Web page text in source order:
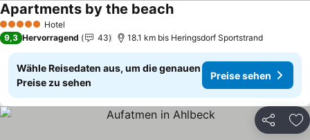
5 Sterne Hotel
Apartments by the beachPreise sehen
9,3 Hervorragend 43 18.1 km bis Heringsdorf Sportstrand
Wähle Reisedaten aus, um die genauen
Preise zu sehen
Preise sehen
Teilen